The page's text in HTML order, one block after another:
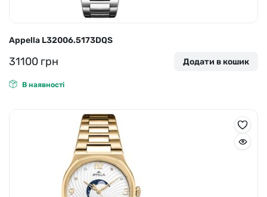
Appella L32006.5173DQS
31100 грн Додати в кошик
В наявності